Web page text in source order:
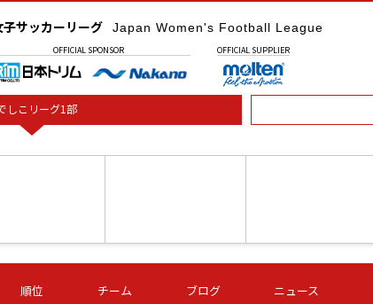
サッカーリーグ Japan Women's Football League
OFFICIAL SPONSOR OFFICIAL SUPPLIER
しこリーグ1部
節 09/05 (土) 15:00
石人の星
第16節 09/05 (土) 16:00
ＡＧＦ いちご
順位 チーム ブログ ニュース